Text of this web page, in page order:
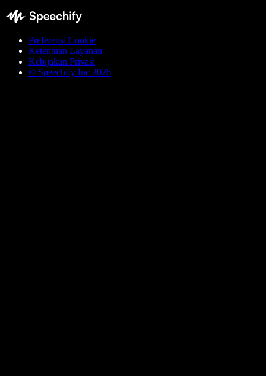
Preferensi Cookie
Ketentuan Layanan
Kebijakan Privasi
© Speechify Inc 2026